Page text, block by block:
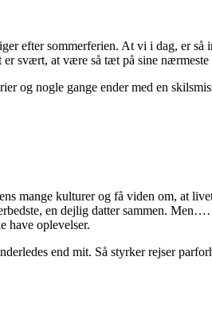
efter sommerferien. At vi i dag, er
er svært, at være så tæt på sine
og nogle gange ender med en
mange kulturer og få viden om, at
en dejlig datter sammen.
have oplevelser.
end mit. Så styrker rejser